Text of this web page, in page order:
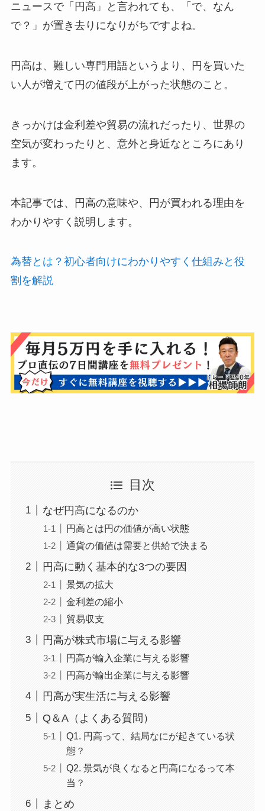
ニュースで「円高」と言われても、「で、なん
で？」が置き去りになりがちですよね。
円高は、難しい専門用語というより、円を買いた
い人が増えて円の値段が上がった状態のこと。
きっかけは金利差や貿易の流れだったり、世界の
空気が変わったりと、意外と身近なところにあり
ます。
本記事では、円高の意味や、円が買われる理由を
わかりやすく説明します。
為替とは？初心者向けにわかりやすく仕組みと役
割を解説
目次
なぜ円高になるのか
円高とは円の価値が高い状態
通貨の価値は需要と供給で決まる
円高に動く基本的な3つの要因
景気の拡大
金利差の縮小
貿易収支
円高が株式市場に与える影響
円高が輸入企業に与える影響
円高が輸出企業に与える影響
円高が実生活に与える影響
Q＆A（よくある質問）
Q1. 円高って、結局なにが起きている状
態？
Q2. 景気が良くなると円高になるって本
当？
まとめ